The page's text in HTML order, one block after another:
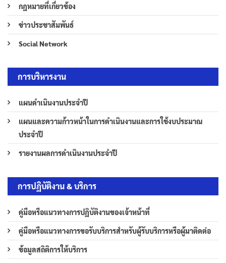
กฎหมายที่เกี่ยวข้อง
ข่าวประชาสัมพันธ์
Social Network
การบริหารงาน
แผนดำเนินงานประจำปี
แผนและความก้าวหน้าในการดำเนินงานและการใช้งบประมาณ
ประจำปี
รายงานผลการดำเนินงานประจำปี
การปฏิบัติงาน & บริการ
คู่มือหรือแนวทางการปฏิบัติงานของเจ้าหน้าที่
คู่มือหรือแนวทางการขอรับบริการสำหรับผู้รับบริการหรือผู้มาติดต่อ
ข้อมูลสถิติการให้บริการ